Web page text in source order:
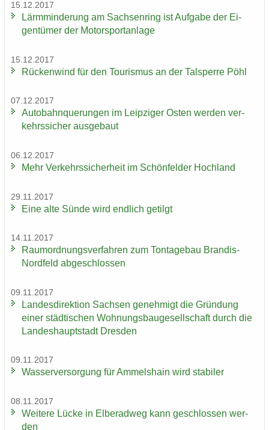
15.12.2017
Lärm­min­de­rung am Sach­sen­ring ist Auf­ga­be der Ei­
gen­tü­mer der Mo­tor­sport­an­la­ge
15.12.2017
Rü­cken­wind für den Tou­ris­mus an der Tal­sper­re Pöhl
07.12.2017
Au­to­bahn­que­run­gen im Leip­zi­ger Osten wer­den ver­
kehrs­si­cher aus­ge­baut
06.12.2017
Mehr Ver­kehrs­si­cher­heit im Schön­fel­der Hoch­land
29.11.2017
Eine alte Sünde wird end­lich ge­tilgt
14.11.2017
Raum­ord­nungs­ver­fah­ren zum Ton­ta­ge­bau Brandis-​
Nordfeld ab­ge­schlos­sen
09.11.2017
Lan­des­di­rek­ti­on Sach­sen ge­neh­migt die Grün­dung
einer städ­ti­schen Woh­nungs­bau­ge­sell­schaft durch die
Lan­des­haupt­stadt Dres­den
09.11.2017
Was­ser­ver­sor­gung für Am­mels­hain wird sta­bi­ler
08.11.2017
Wei­te­re Lücke in El­be­rad­weg kann ge­schlos­sen wer­
den